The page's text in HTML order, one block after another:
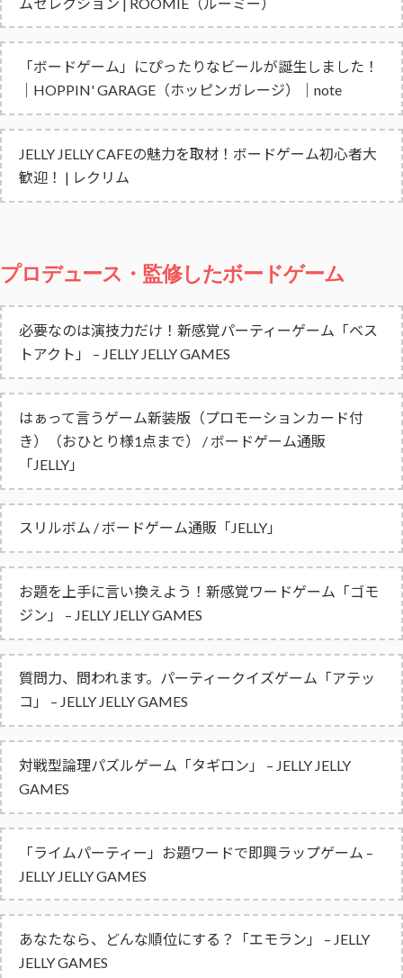
「ボードゲーム」にぴったりなビールが誕生しました！
｜HOPPIN' GARAGE（ホッピンガレージ）｜note
JELLY JELLY CAFEの魅力を取材！ボードゲーム初心者大
歓迎！ | レクリム
プロデュース・監修したボードゲーム
必要なのは演技力だけ！新感覚パーティーゲーム「ベス
トアクト」 – JELLY JELLY GAMES
はぁって言うゲーム新装版（プロモーションカード付
き）（おひとり様1点まで） / ボードゲーム通販
「JELLY」
スリルボム / ボードゲーム通販「JELLY」
お題を上手に言い換えよう！新感覚ワードゲーム「ゴモ
ジン」 – JELLY JELLY GAMES
質問力、問われます。パーティークイズゲーム「アテッ
コ」 – JELLY JELLY GAMES
対戦型論理パズルゲーム「タギロン」 – JELLY JELLY
GAMES
「ライムパーティー」お題ワードで即興ラップゲーム –
JELLY JELLY GAMES
あなたなら、どんな順位にする？「エモラン」 – JELLY
JELLY GAMES